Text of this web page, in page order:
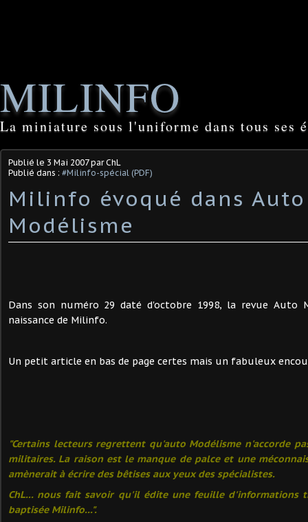
MILINFO
La miniature sous l'uniforme dans tous ses
Publié le 3 Mai 2007par ChL
Publié dans : #Milinfo-spécial (PDF)
Milinfo évoqué dans Auto
Modélisme
Dans son numéro 29 daté d'octobre 1998, la revue Auto
naissance de Milinfo.
Un petit article en bas de page certes mais un fabuleux
"Certains lecteurs regrettent qu'auto Modélisme n'accorde
militaires. La raison est le manque de palce et une
amènerait à écrire des bêtises aux yeux des spécialistes.
ChL... nous fait savoir qu'il édite une feuille d'informations
baptisée Milinfo...".